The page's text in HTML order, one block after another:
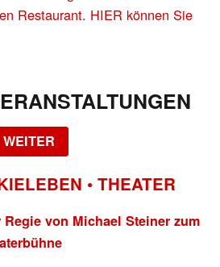
Restaurant. HIER können Sie
WEITER
• THEATER
von Michael Steiner zum